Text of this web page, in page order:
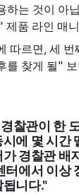
하는 것이 아
제품 라인 매
따르면, 세
를 찾게 될"
찰관이 한
에 몇 시간
경찰관 배
터에서 이상
니다."